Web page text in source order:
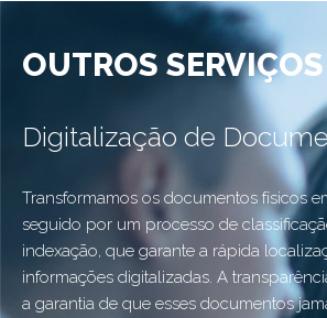
OUTROS SERVIÇOS
Digitalização de
Transformamos os documentos físicos
seguido por um processo de
indexação, que garante a rápida
informações digitalizadas. A
a garantia de que esses documentos